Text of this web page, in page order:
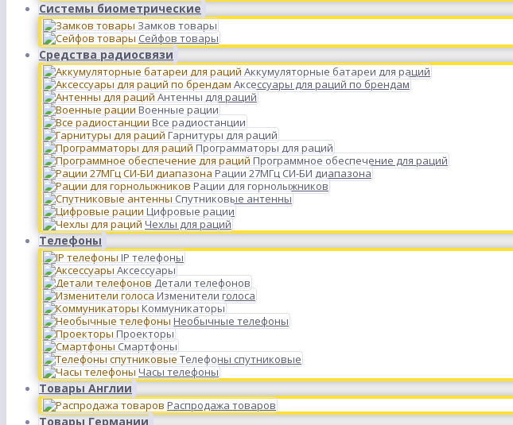
Системы биометрические
Замков товары
Сейфов товары
Средства радиосвязи
Аккумуляторные батареи для раций
Аксессуары для раций по брендам
Антенны для раций
Военные рации
Все радиостанции
Гарнитуры для раций
Программаторы для раций
Программное обеспечение для раций
Рации 27МГц СИ-БИ диапазона
Рации для горнолыжников
Спутниковые антенны
Цифровые рации
Чехлы для раций
Телефоны
IP телефоны
Аксессуары
Детали телефонов
Изменители голоса
Коммуникаторы
Необычные телефоны
Проекторы
Смартфоны
Телефоны спутниковые
Часы телефоны
Товары Англии
Распродажа товаров
Товары Германии